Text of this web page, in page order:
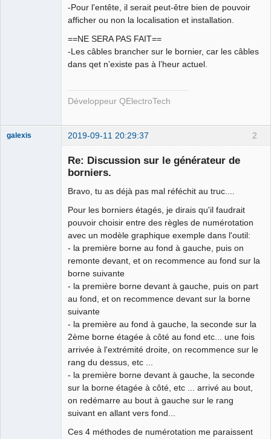
-Pour l'entête, il serait peut-être bien de pouvoir
afficher ou non la localisation et installation.
==NE SERA PAS FAIT==
-Les câbles brancher sur le bornier, car les câbles
dans qet n’existe pas à l’heur actuel.
Développeur QElectroTech
2
galexis 2019-09-11 20:29:37
Re: Discussion sur le générateur de
borniers.
Bravo, tu as déjà pas mal réféchit au truc....
Pour les borniers étagés, je dirais qu'il faudrait
pouvoir choisir entre des règles de numérotation
avec un modèle graphique exemple dans l'outil:
- la première borne au fond à gauche, puis on
remonte devant, et on recommence au fond sur la
borne suivante
- la première borne devant à gauche, puis on part
au fond, et on recommence devant sur la borne
suivante
- la première au fond à gauche, la seconde sur la
2ème borne étagée à côté au fond etc... une fois
arrivée à l'extrémité droite, on recommence sur le
rang du dessus, etc ...
- la première borne devant à gauche, la seconde
sur la borne étagée à côté, etc ... arrivé au bout,
on redémarre au bout à gauche sur le rang
suivant en allant vers fond...
Ces 4 méthodes de numérotation me paraissent